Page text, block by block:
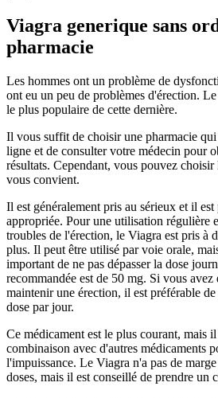
Viagra generique sans
pharmacie
Les hommes ont un problème de
ont eu un peu de problèmes d'érection.
le plus populaire de cette dernière.
Il vous suffit de choisir une pharmacie
ligne et de consulter votre médecin pour
résultats. Cependant, vous pouvez
vous convient.
Il est généralement pris au sérieux et il
appropriée. Pour une utilisation régulière
troubles de l'érection, le Viagra est pris à
plus. Il peut être utilisé par voie orale,
important de ne pas dépasser la dose
recommandée est de 50 mg. Si vous
maintenir une érection, il est préférable
dose par jour.
Ce médicament est le plus courant, mais
combinaison avec d'autres médicaments
l'impuissance. Le Viagra n'a pas de
doses, mais il est conseillé de prendre un